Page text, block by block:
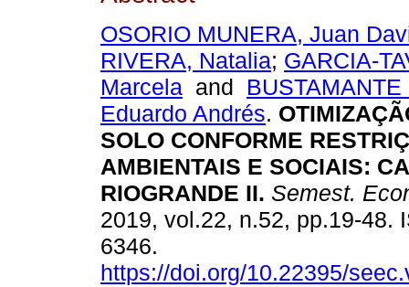
OSORIO MUNERA, Juan
RIVERA, Natalia; GARCIA-
Marcela and BUSTAMANTE
Eduardo Andrés.
SOLO CONFORME
AMBIENTAIS E SOCIAIS:
RIOGRANDE II. Semest.
2019, vol.22, n.52, pp.19-48.
6346.
https://doi.org/10.22395/